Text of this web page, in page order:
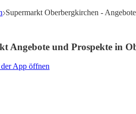
Supermarkt Oberbergkirchen -
Angebote und Prospekte in
App öffnen